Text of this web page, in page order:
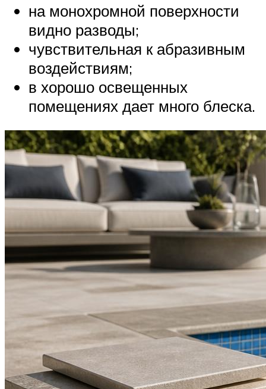
на монохромной поверхности
видно разводы;
чувствительная к абразивным
воздействиям;
в хорошо освещенных
помещениях дает много блеска.